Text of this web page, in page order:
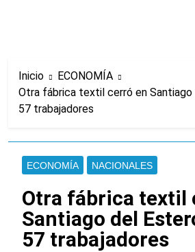
Inicio
ECONOMÍA
Otra fábrica textil cerró en
57 trabajadores
ECONOMÍA NACIONALES
Otra fábrica textil
Santiago del
57 trabajadores